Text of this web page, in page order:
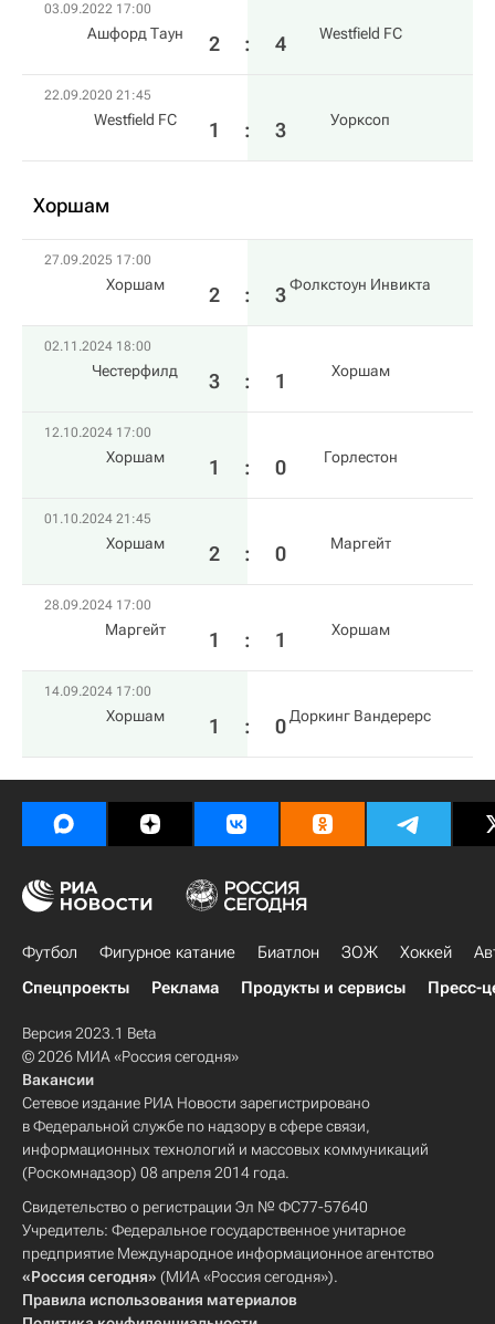
03.09.2022 17:00
Ашфорд Таун 2 : 4 Westfield FC
22.09.2020 21:45
Westfield FC 1 : 3 Уорксоп
Хоршам
27.09.2025 17:00
Хоршам 2 : 3Фолкстоун Инвикта
02.11.2024 18:00
Честерфилд 3 : 1 Хоршам
12.10.2024 17:00
Хоршам 1 : 0 Горлестон
01.10.2024 21:45
Хоршам 2 : 0 Маргейт
28.09.2024 17:00
Маргейт 1 : 1 Хоршам
14.09.2024 17:00
Хоршам 1 : 0 Доркинг Вандерерс
Футбол Фигурное катание Биатлон ЗОЖ Хоккей
Спецпроекты
Реклама Продукты и сервисы Пресс-
Версия 2023.1 Beta
© 2026 МИА «Россия сегодня»
Вакансии
Сетевое издание РИА Новости зарегистрировано
в Федеральной службе по надзору в сфере связи,
информационных технологий и массовых коммуникаций
(Роскомнадзор) 08 апреля 2014 года.
Свидетельство о регистрации Эл № ФС77-57640
Учредитель: Федеральное государственное унитарное
предприятие Международное информационное агентство
«Россия сегодня» (МИА «Россия сегодня»).
Правила использования материалов